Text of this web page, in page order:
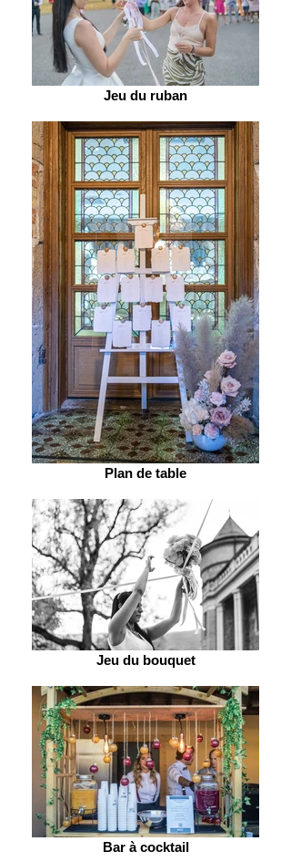
Jeu du ruban
Plan de table
Jeu du bouquet
Bar à cocktail